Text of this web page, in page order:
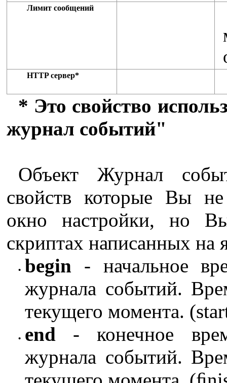
Лимит сообщений
HTTP сервер*
* Это свойство
журнал событий"
Объект Журнал
свойств которые Вы не
окно настройки, но
скриптах написанных на
• begin - начальное
журнала событий.
текущего момента.
• end - конечное
журнала событий.